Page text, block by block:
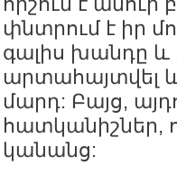
փնտրում է իր
գալիս խանդը և
արտահայտվել
մարդ: Բայց,
հատկանիշներ,
կանանց: